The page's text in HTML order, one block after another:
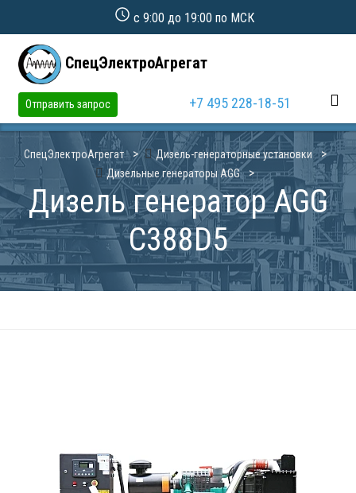
с 9:00 до 19:00 по МСК
СпецЭлектроАгрегат
Отправить запрос +7 495 228-18-51
СпецЭлектроАгрегат
Дизель-генераторные установки
Дизельные генераторы AGG
Дизель генератор AGG
C388D5